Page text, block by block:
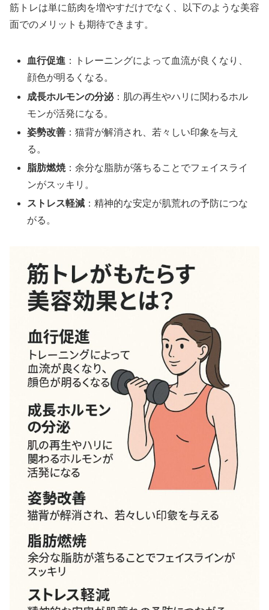
筋トレは単に筋肉を増やすだけでなく、以下のような美容
面でのメリットも期待できます。
血行促進 ：トレーニングによって血流が良くなり、
顔色が明るくなる。
成長ホルモンの分泌：肌の再生やハリに関わるホル
モンが活発になる。
姿勢改善 ：猫背が解消され、若々しい印象を与え
る。
脂肪燃焼 ：余分な脂肪が落ちることでフェイスライ
ンがスッキリ。
ストレス軽減 ：精神的な安定が肌荒れの予防につな
がる。